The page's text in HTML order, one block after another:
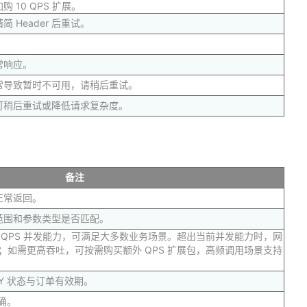
10 QPS 扩展。
Header 后重试。
应。
致暂时不可用，请稍后重试。
后重试或降低请求复杂度。
备注
返回。
和参数类型是否匹配。
并发能力，可满足大多数业务场景。超出当前并发能力时，网
如需更高吞吐，可按需购买额外 QPS 扩展包，高频调用场景支持
状态与订单有效期。